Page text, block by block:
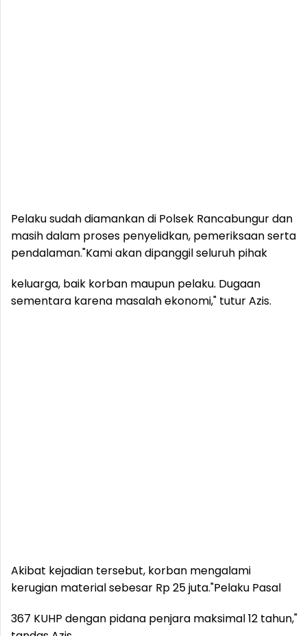
Pelaku sudah diamankan di Polsek Rancabungur dan
masih dalam proses penyelidkan, pemeriksaan serta
pendalaman."Kami akan dipanggil seluruh pihak
keluarga, baik korban maupun pelaku. Dugaan
sementara karena masalah ekonomi," tutur Azis.
Akibat kejadian tersebut, korban mengalami
kerugian material sebesar Rp 25 juta."Pelaku Pasal
367 KUHP dengan pidana penjara maksimal 12 tahun,"